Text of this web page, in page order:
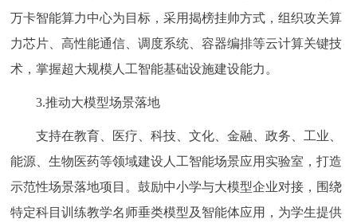
万卡智能算力中心为目标，采用揭榜挂帅方式，组织攻关算
力芯片、高性能通信、调度系统、容器编排等云计算关键技
术，掌握超大规模人工智能基础设施建设能力。
3.推动大模型场景落地
支持在教育、医疗、科技、文化、金融、政务、工业、
能源、生物医药等领域建设人工智能场景应用实验室，打造
示范性场景落地项目。鼓励中小学与大模型企业对接，围绕
特定科目训练教学名师垂类模型及智能体应用，为学生提供